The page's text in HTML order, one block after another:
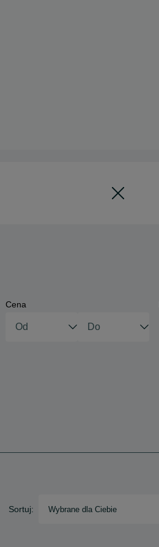
Cena
Sortuj: Wybrane dla Ciebie